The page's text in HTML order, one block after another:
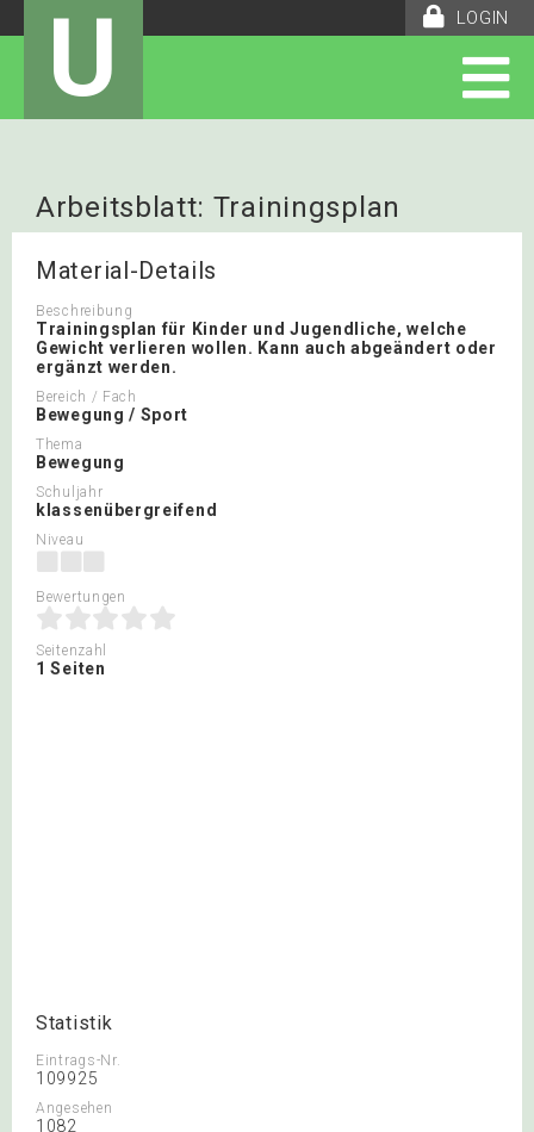
LOGIN
U
Arbeitsblatt: Trainingsplan
Material-Details
Beschreibung
Trainingsplan für Kinder und Jugendliche, welche
Gewicht verlieren wollen. Kann auch abgeändert oder
ergänzt werden.
Bereich / Fach
Bewegung / Sport
Thema
Bewegung
Schuljahr
klassenübergreifend
Niveau
Bewertungen
Seitenzahl
1 Seiten
Statistik
Eintrags-Nr.
109925
Angesehen
1082